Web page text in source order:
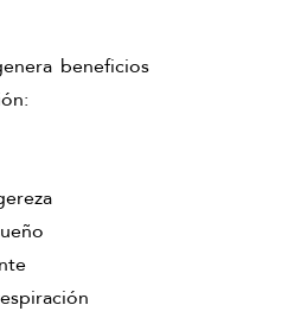
beneficios